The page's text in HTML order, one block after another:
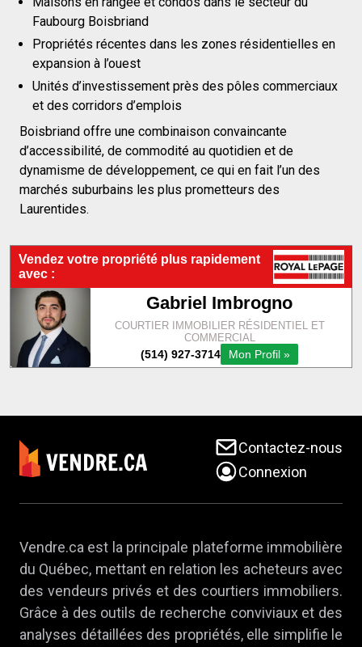
Faubourg Boisbriand
Propriétés récentes dans les zones résidentielles en
expansion à l’ouest
Unités d’investissement près des pôles commerciaux
et des corridors d’emplois
Boisbriand offre une combinaison convaincante
d’accessibilité, de commodité au quotidien et de
dynamisme de développement, ce qui en fait l’un des
marchés suburbains les plus prometteurs des
Laurentides.
Contactez-nous
Connexion
Vendre.ca est la principale plateforme immobilière
du Québec, mettant en relation les acheteurs avec
des vendeurs privés et des courtiers immobiliers.
Grâce à des outils de recherche conviviaux et des
analyses détaillées des propriétés, elle simplifie le